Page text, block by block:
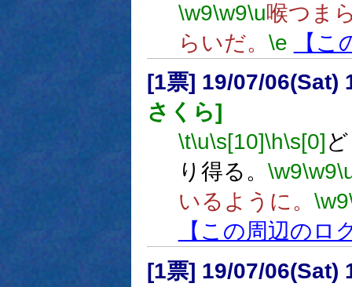
\w9\w9\u喉つま
らいだ。 \e
【
[1票] 19/07/06(Sat)
さくら]
\t\u\s[10]\h\s[0]
り得る。 \w9\w9
いるように。 \w9
【この周辺のロ
[1票] 19/07/06(Sat)